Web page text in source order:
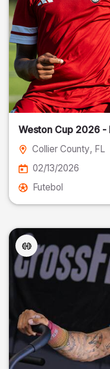
Weston Cup 2026 -
Collier County, FL
02/13/2026
Futebol